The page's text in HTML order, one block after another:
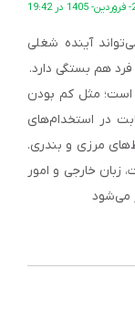
آینده شغلی
هم بستگی دارد.
است؛ مثل کم بودن
در استخدام‌های
مرزی و بندری.
زبان خارجی و امور
می‌شود